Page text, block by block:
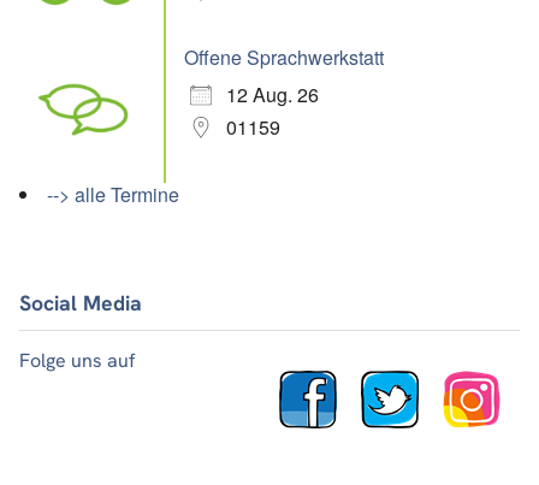
Offene Sprachwerkstatt
12 Aug. 26
01159
--> alle Termine
Social Media
Folge uns auf